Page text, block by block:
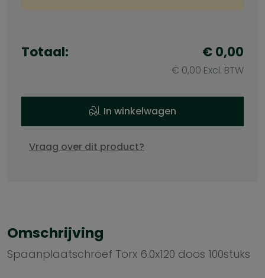
Totaal: € 0,00
€ 0,00 Excl. BTW
In winkelwagen
Vraag over dit product?
Omschrijving
Spaanplaatschroef Torx 6.0x120 doos 100stuks